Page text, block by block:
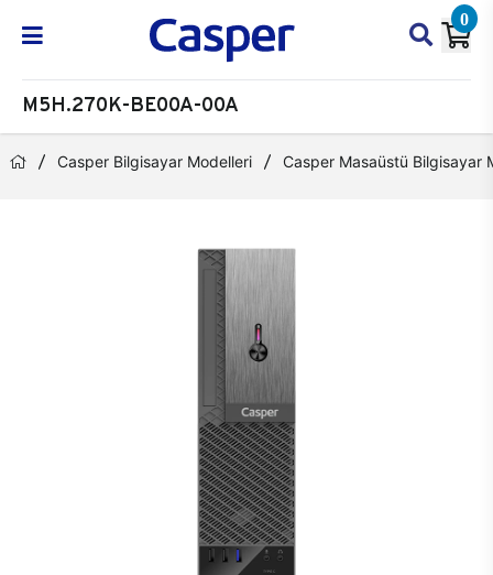
0
M5H.270K-BE00A-00A
Casper Bilgisayar Modelleri Casper Masaüstü Bilgisayar